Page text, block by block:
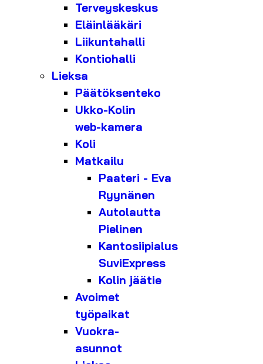
Terveyskeskus
Eläinlääkäri
Liikuntahalli
Kontiohalli
Lieksa
Päätöksenteko
Ukko-Kolin
web-kamera
Koli
Matkailu
Paateri - Eva
Ryynänen
Autolautta
Pielinen
Kantosiipialus
SuviExpress
Kolin jäätie
Avoimet
työpaikat
Vuokra-
asunnot